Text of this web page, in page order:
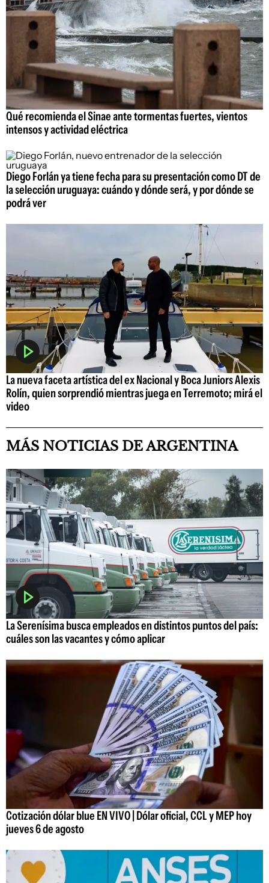
Qué recomienda el Sinae ante tormentas fuertes, vientos
intensos y actividad eléctrica
Diego Forlán ya tiene fecha para su presentación como DT de
la selección uruguaya: cuándo y dónde será, y por dónde se
podrá ver
La nueva faceta artística del ex Nacional y Boca Juniors Alexis
Rolín, quien sorprendió mientras juega en Terremoto; mirá el
video
MÁS NOTICIAS DE ARGENTINA
La Serenísima busca empleados en distintos puntos del país:
cuáles son las vacantes y cómo aplicar
Cotización dólar blue EN VIVO | Dólar oficial, CCL y MEP hoy
jueves 6 de agosto